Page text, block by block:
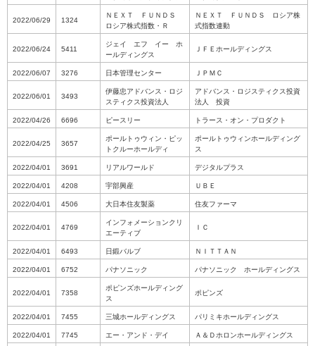
2022/06/29 1324
ＮＥＸＴ ＦＵＮＤＳ
ロシア株式指数・Ｒ
ＮＥＸＴ ＦＵＮＤＳ ロシア株
式指数連動
2022/06/24 5411
ジェイ エフ イー ホ
ールディングス
ＪＦＥホールディングス
2022/06/07 3276 日本管理センター ＪＰＭＣ
2022/06/01 3493
伊藤忠アドバンス・ロジ
スティクス投資法人
アドバンス・ロジスティクス投資
法人 投資
2022/04/26 6696 ピースリー トラース・オン・プロダクト
2022/04/25 3657
ポールトゥウィン・ピッ
トクルーホールディ
ポールトゥウィンホールディング
ス
2022/04/01 3691 リアルワールド デジタルプラス
2022/04/01 4208 宇部興産 ＵＢＥ
2022/04/01 4506 大日本住友製薬 住友ファーマ
2022/04/01 4769
インフォメーションクリ
エーティブ
ＩＣ
2022/04/01 6493 日鍛バルブ ＮＩＴＴＡＮ
2022/04/01 6752 パナソニック パナソニック ホールディングス
2022/04/01 7358
ポピンズホールディング
ス
ポピンズ
2022/04/01 7455 三城ホールディングス パリミキホールディングス
2022/04/01 7745 エー・アンド・デイ Ａ＆Ｄホロンホールディングス